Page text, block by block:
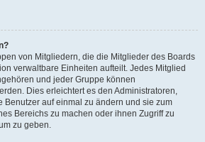
von Mitgliedern, die die Mitglieder des Boards
verwaltbare Einheiten aufteilt. Jedes Mitglied
und jeder Gruppe können
Dies erleichtert es den Administratoren,
Benutzer auf einmal zu ändern und sie zum
Bereichs zu machen oder ihnen Zugriff zu
zu geben.